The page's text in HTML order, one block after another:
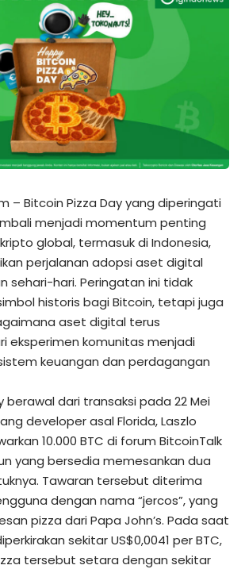
– Bitcoin Pizza Day yang diperingati
menjadi momentum penting
global, termasuk di Indonesia,
perjalanan adopsi aset digital
sehari-hari. Peringatan ini tidak
historis bagi Bitcoin, tetapi juga
aset digital terus
eksperimen komunitas menjadi
keuangan dan perdagangan
berawal dari transaksi pada 22 Mei
developer asal Florida, Laszlo
10.000 BTC di forum BitcoinTalk
yang bersedia memesankan dua
Tawaran tersebut diterima
dengan nama “jercos”, yang
pizza dari Papa John’s. Pada saat
sekitar US$0,0041 per BTC,
tersebut setara dengan sekitar